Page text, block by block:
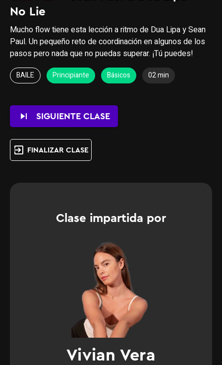
No Lie
Mucho flow tiene esta lección a ritmo de Dua Lipa y Sean
Paul. Un pequeño reto de coordinación en algunos de los
pasos pero nada que no puedas superar. ¡Tú puedes!
BAILE Principiante Básicos 02 min
skip_next SIGUIENTE CLASE
exit_to_app FINALIZAR CLASE
Clase impartida por
Vivian Vera